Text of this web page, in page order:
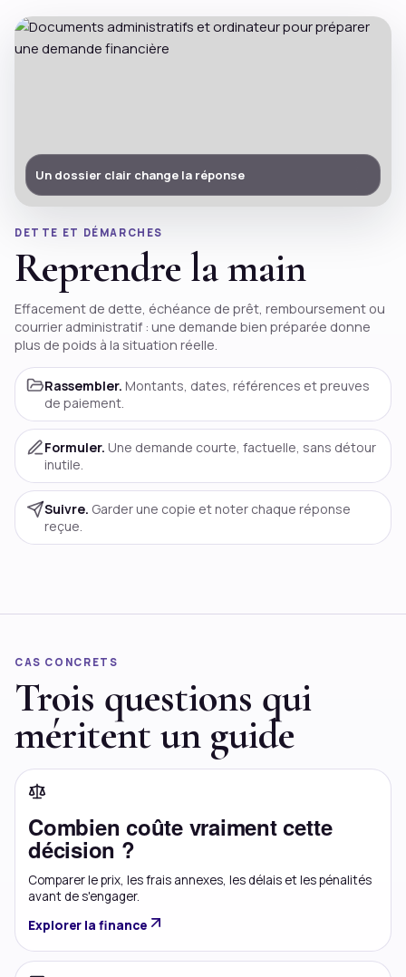
Un dossier clair change la réponse
DETTE ET DÉMARCHES
Reprendre la main
Effacement de dette, échéance de prêt, remboursement ou
courrier administratif : une demande bien préparée donne
plus de poids à la situation réelle.
Rassembler. Montants, dates, références et preuves
de paiement.
Formuler. Une demande courte, factuelle, sans détour
inutile.
Suivre. Garder une copie et noter chaque réponse
reçue.
CAS CONCRETS
Trois questions qui
méritent un guide
Combien coûte vraiment cette
décision ?
Comparer le prix, les frais annexes, les délais et les pénalités
avant de s'engager.
Explorer la finance